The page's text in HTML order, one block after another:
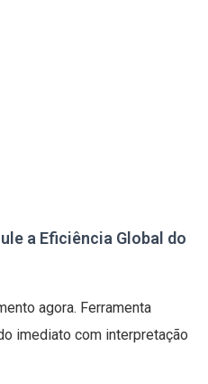
a Eficiência Global do
agora. Ferramenta
imediato com interpretação